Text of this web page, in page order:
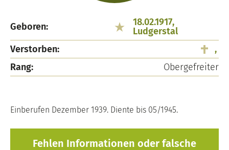
Geboren:
18.02.1917,
Ludgerstal
Verstorben:
,
Rang:
Obergefreiter
Einberufen Dezember 1939. Diente bis 05/1945.
Fehlen Informationen oder falsche